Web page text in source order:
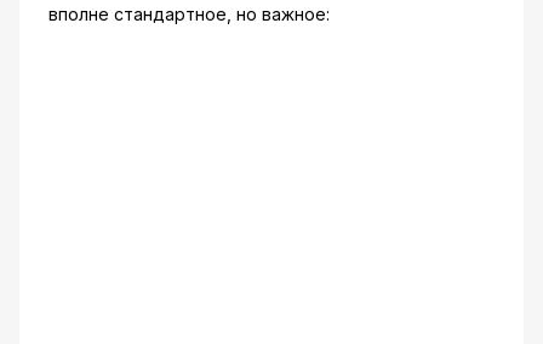
вполне стандартное, но важное: